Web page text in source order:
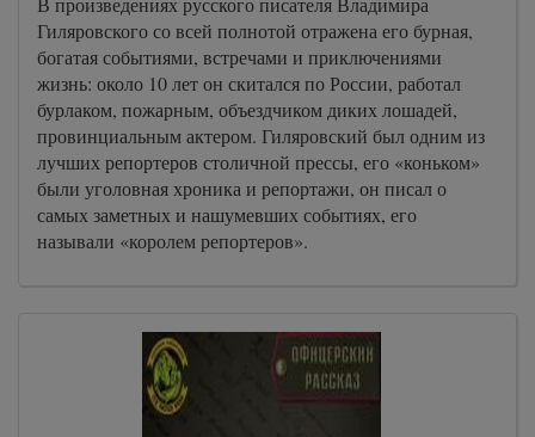
Гиляровского со всей полнотой отражена его бурная,
богатая событиями, встречами и приключениями
жизнь: около 10 лет он скитался по России, работал
бурлаком, пожарным, объездчиком диких лошадей,
провинциальным актером. Гиляровский был одним из
лучших репортеров столичной прессы, его «коньком»
были уголовная хроника и репортажи, он писал о
самых заметных и нашумевших событиях, его
называли «королем репортеров».